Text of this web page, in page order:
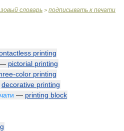
словарь > подписывать к печати
printing
pictorial printing
color printing
decorative printing
— printing block